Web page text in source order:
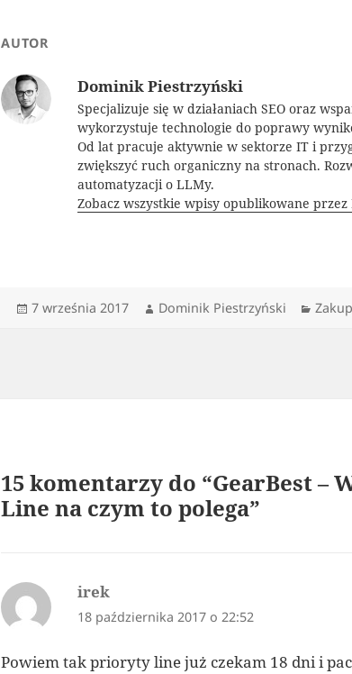
AUTOR
Dominik Piestrzyński
Specjalizuje się w działaniach SEO oraz
wykorzystuje technologie do poprawy
Od lat pracuje aktywnie w sektorze IT i
zwiększyć ruch organiczny na stronach.
automatyzacji o LLMy.
Zobacz wszystkie wpisy opublikowane
Data
7 września 2017 Autor
Dominik Piestrzyński
15 komentarzy do “GearBest –
Line na czym to polega”
irek
18 października 2017 o 22:52
Powiem tak prioryty line już czekam 18 dni i